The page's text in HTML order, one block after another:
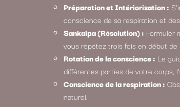
Préparation et Intériorisation :
conscience de sa respiration et
Sankalpa (Résolution) : Formuler
vous répétez trois fois en début de
Rotation de la conscience : Le
différentes parties de votre corps,
Conscience de la respiration :
naturel.